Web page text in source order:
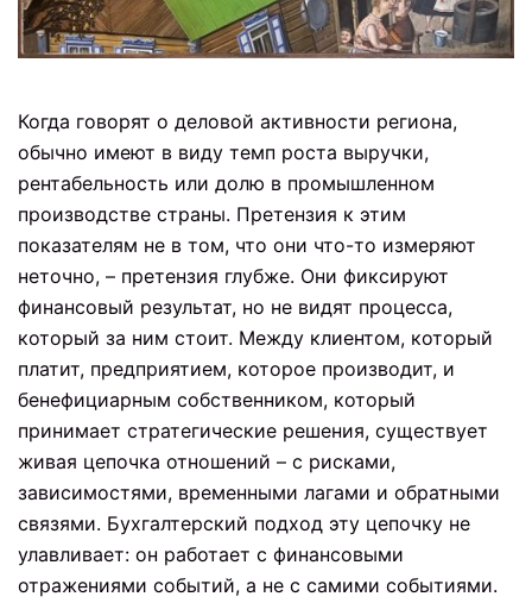
Когда говорят о деловой активности региона,
обычно имеют в виду темп роста выручки,
рентабельность или долю в промышленном
производстве страны. Претензия к этим
показателям не в том, что они что-то измеряют
неточно, – претензия глубже. Они фиксируют
финансовый результат, но не видят процесса,
который за ним стоит. Между клиентом, который
платит, предприятием, которое производит, и
бенефициарным собственником, который
принимает стратегические решения, существует
живая цепочка отношений – с рисками,
зависимостями, временными лагами и обратными
связями. Бухгалтерский подход эту цепочку не
улавливает: он работает с финансовыми
отражениями событий, а не с самими событиями.